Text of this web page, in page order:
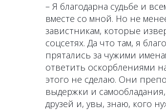
– Я благодарна судьбе и
вместе со мной. Но не
завистникам, которые
соцсетях. Да что там, я
прятались за чужими
ответить оскорблениями
этого не сделаю. Они
выдержки и
друзей и, увы, знаю, кого